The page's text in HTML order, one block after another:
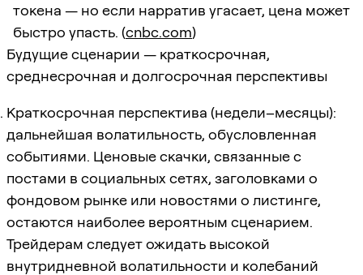
токена — но если нарратив угасает, цена может
быстро упасть. (cnbc.com)
Будущие сценарии — краткосрочная,
среднесрочная и долгосрочная перспективы
Краткосрочная перспектива (недели–месяцы):
дальнейшая волатильность, обусловленная
событиями. Ценовые скачки, связанные с
постами в социальных сетях, заголовками о
фондовом рынке или новостями о листинге,
остаются наиболее вероятным сценарием.
Трейдерам следует ожидать высокой
внутридневной волатильности и колебаний